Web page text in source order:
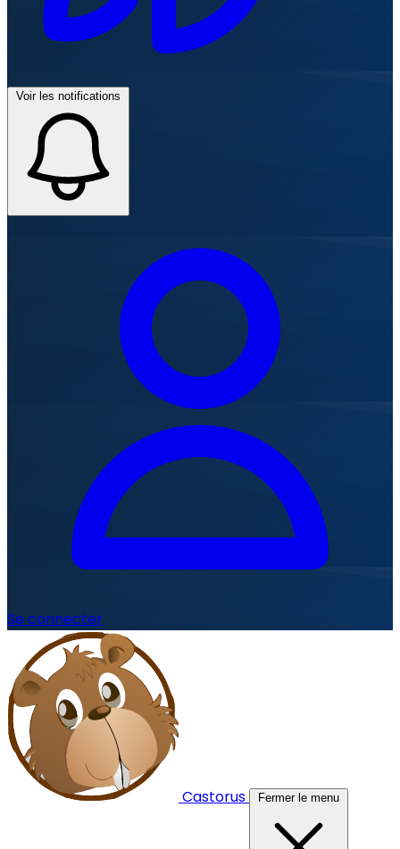
Voir les notifications
Se connecter
Castorus Fermer le menu